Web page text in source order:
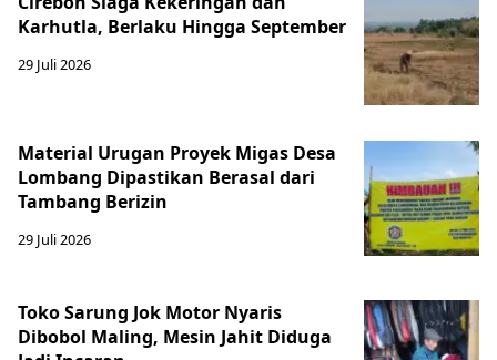
Karhutla, Berlaku Hingga September
29 Juli 2026
Material Urugan Proyek Migas Desa
Lombang Dipastikan Berasal dari
Tambang Berizin
29 Juli 2026
Toko Sarung Jok Motor Nyaris
Dibobol Maling, Mesin Jahit Diduga